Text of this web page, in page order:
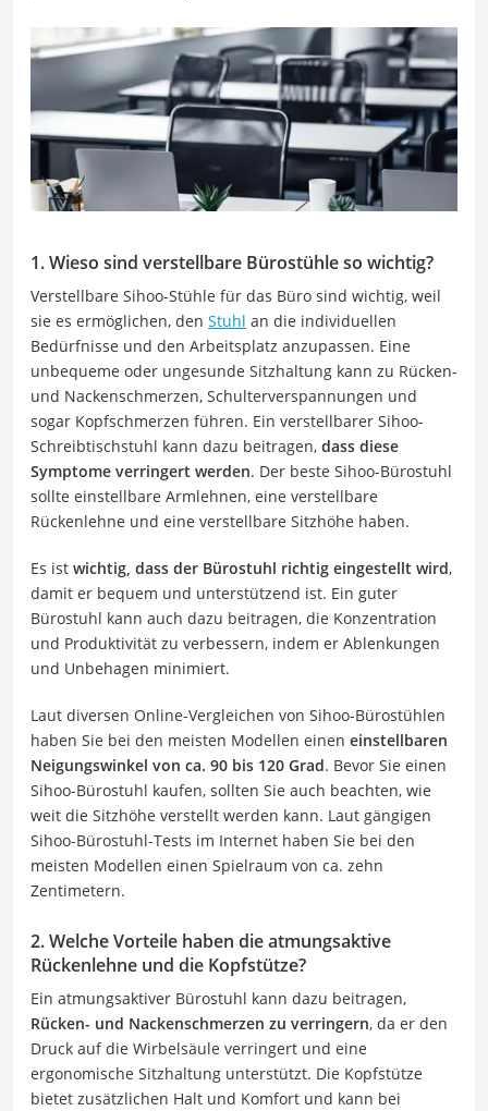
1. Wieso sind verstellbare Bürostühle so wichtig?
Verstellbare Sihoo-Stühle für das Büro sind wichtig, weil
sie es ermöglichen, den Stuhl an die individuellen
Bedürfnisse und den Arbeitsplatz anzupassen. Eine
unbequeme oder ungesunde Sitzhaltung kann zu Rücken-
und Nackenschmerzen, Schulterverspannungen und
sogar Kopfschmerzen führen. Ein verstellbarer Sihoo-
Schreibtischstuhl kann dazu beitragen, dass diese
Symptome verringert werden. Der beste Sihoo-Bürostuhl
sollte einstellbare Armlehnen, eine verstellbare
Rückenlehne und eine verstellbare Sitzhöhe haben.
Es ist wichtig, dass der Bürostuhl richtig eingestellt wird,
damit er bequem und unterstützend ist. Ein guter
Bürostuhl kann auch dazu beitragen, die Konzentration
und Produktivität zu verbessern, indem er Ablenkungen
und Unbehagen minimiert.
Laut diversen Online-Vergleichen von Sihoo-Bürostühlen
haben Sie bei den meisten Modellen einen einstellbaren
Neigungswinkel von ca. 90 bis 120 Grad. Bevor Sie einen
Sihoo-Bürostuhl kaufen, sollten Sie auch beachten, wie
weit die Sitzhöhe verstellt werden kann. Laut gängigen
Sihoo-Bürostuhl-Tests im Internet haben Sie bei den
meisten Modellen einen Spielraum von ca. zehn
Zentimetern.
2. Welche Vorteile haben die atmungsaktive
Rückenlehne und die Kopfstütze?
Ein atmungsaktiver Bürostuhl kann dazu beitragen,
Rücken- und Nackenschmerzen zu verringern, da er den
Druck auf die Wirbelsäule verringert und eine
ergonomische Sitzhaltung unterstützt. Die Kopfstütze
bietet zusätzlichen Halt und Komfort und kann bei